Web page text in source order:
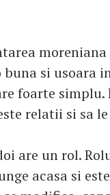
si usoara
foarte
relatii si sa
are un rol.
acasa si